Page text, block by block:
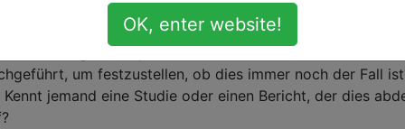
noch wichtig?
dringend empfohlen, nur websichere Farben zu
um festzustellen, ob dies immer noch der Fall
jemand eine Studie oder einen Bericht, der dies
OK, enter website!